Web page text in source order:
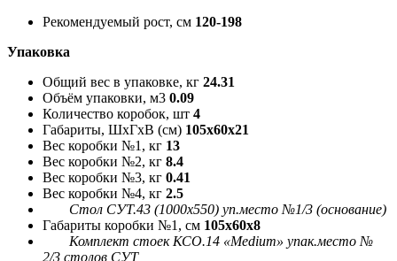
Рекомендуемый рост, см 120-198
Упаковка
Общий вес в упаковке, кг 24.31
Объём упаковки, м3 0.09
Количество коробок, шт 4
Габариты, ШxГxВ (см) 105x60x21
Вес коробки №1, кг 13
Вес коробки №2, кг 8.4
Вес коробки №3, кг 0.41
Вес коробки №4, кг 2.5
Стол СУТ.43 (1000х550) уп.место №1/3 (основание)
Габариты коробки №1, см 105x60x8
Комплект стоек КСО.14 «Medium» упак.место №
2/3 столов СУТ